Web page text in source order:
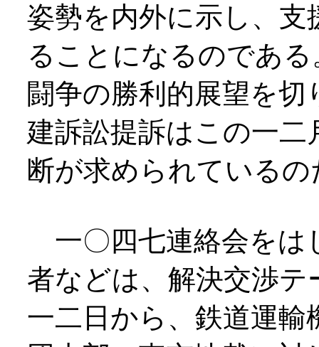
姿勢を内外に示し、
ることになるのであ
闘争の勝利的展望を
建訴訟提訴はこの一
断が求められているの
一〇四七連絡会をは
者などは、解決交渉
一二日から、鉄道運輸